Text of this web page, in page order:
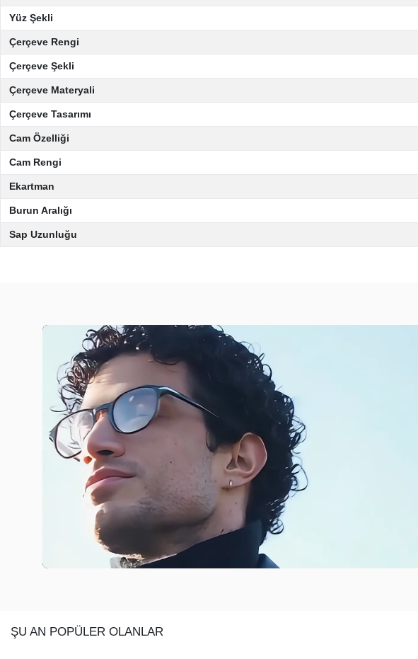
Yüz Şekli
Çerçeve Rengi
Çerçeve Şekli
Çerçeve Materyali
Çerçeve Tasarımı
Cam Özelliği
Cam Rengi
Ekartman
Burun Aralığı
Sap Uzunluğu
ŞU AN POPÜLER OLANLAR